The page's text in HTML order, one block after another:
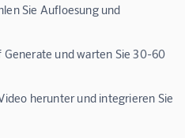
Sie Aufloesung und
Generate und warten Sie 30-60
herunter und integrieren Sie